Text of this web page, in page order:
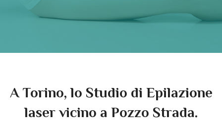
A Torino, lo Studio di Epilazione
laser vicino a Pozzo Strada.